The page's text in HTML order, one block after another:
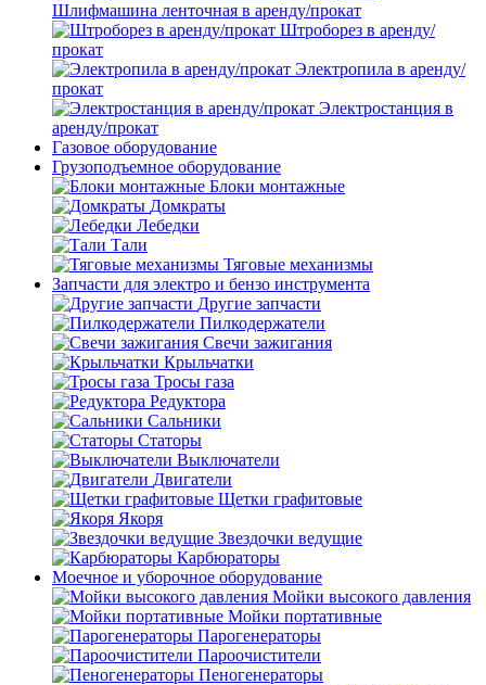
Шлифмашина ленточная в аренду/прокат
Штроборез в аренду/
прокат
Электропила в аренду/
прокат
Электростанция в
аренду/прокат
Газовое оборудование
Грузоподъемное оборудование
Блоки монтажные
Домкраты
Лебедки
Тали
Тяговые механизмы
Запчасти для электро и бензо инструмента
Другие запчасти
Пилкодержатели
Свечи зажигания
Крыльчатки
Тросы газа
Редуктора
Сальники
Статоры
Выключатели
Двигатели
Щетки графитовые
Якоря
Звездочки ведущие
Карбюраторы
Моечное и уборочное оборудование
Мойки высокого давления
Мойки портативные
Парогенераторы
Пароочистители
Пеногенераторы